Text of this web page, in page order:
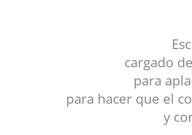
cargado
para
para hacer que el
y